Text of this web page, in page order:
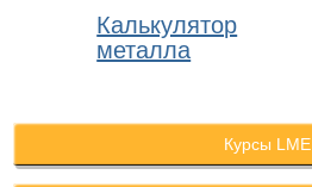
Калькулятор
металла
Курсы LME